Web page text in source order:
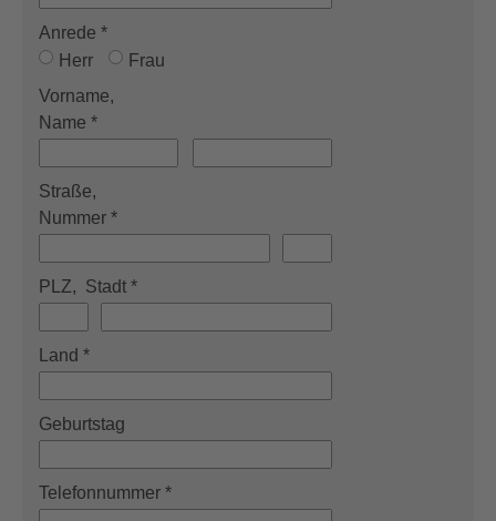
Anrede *
Herr
Frau
Vorname,
Name *
Straße,
Nummer *
PLZ, Stadt *
Land *
Geburtstag
Telefonnummer *